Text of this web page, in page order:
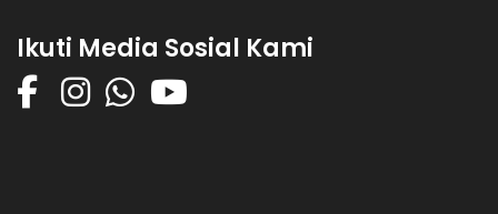
Ikuti Media Sosial Kami